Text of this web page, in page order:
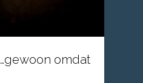
omdat